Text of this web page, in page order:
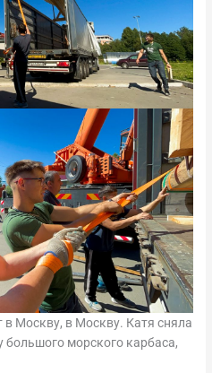
в Москву, в Москву. Катя сняла
морского карбаса,